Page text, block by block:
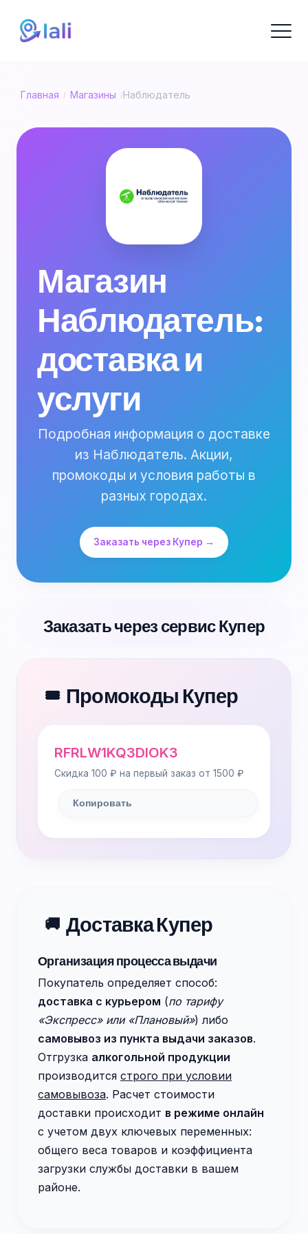
Главная / Магазины /Наблюдатель
Магазин
Наблюдатель:
доставка и
услуги
Подробная информация о доставке
из Наблюдатель. Акции,
промокоды и условия работы в
разных городах.
Заказать через Купер →
Заказать через сервис Купер
🎟️ Промокоды Купер
RFRLW1KQ3DIOK3
Скидка 100 ₽ на первый заказ от 1500 ₽
Копировать
🚚 Доставка Купер
Организация процесса выдачи
Покупатель определяет способ:
доставка с курьером (по тарифу
«Экспресс» или «Плановый») либо
самовывоз из пункта выдачи заказов.
Отгрузка алкогольной продукции
производится строго при условии
самовывоза. Расчет стоимости
доставки происходит в режиме онлайн
с учетом двух ключевых переменных:
общего веса товаров и коэффициента
загрузки службы доставки в вашем
районе.